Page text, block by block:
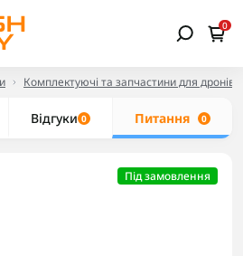
0
Комплектуючі та запчастини для дронів
Відгуки 0 Питання 0
Під замовлення